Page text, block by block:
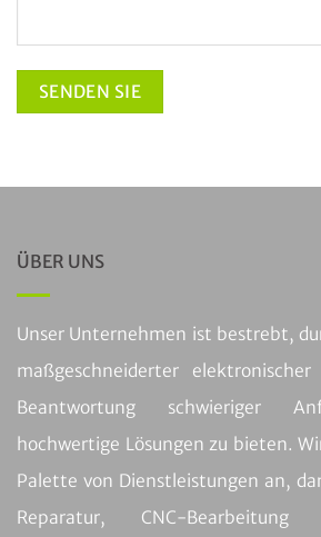
ÜBER UNS
Unser Unternehmen ist bestrebt,
maßgeschneiderter
Beantwortung schwieriger
hochwertige Lösungen zu bieten.
Palette von Dienstleistungen an,
Reparatur, CNC-